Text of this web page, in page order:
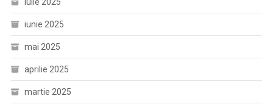
iunie 2025
mai 2025
aprilie 2025
martie 2025